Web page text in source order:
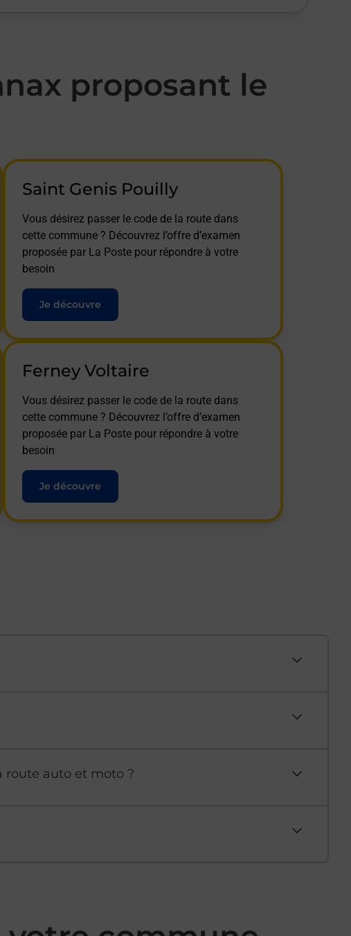
proposant le
Saint Genis Pouilly
Vous désirez passer le code de la route dans
cette commune ? Découvrez l’offre d’examen
proposée par La Poste pour répondre à votre
besoin
Je découvre
Ferney Voltaire
Vous désirez passer le code de la route dans
cette commune ? Découvrez l’offre d’examen
proposée par La Poste pour répondre à votre
besoin
Je découvre
route auto et moto ?